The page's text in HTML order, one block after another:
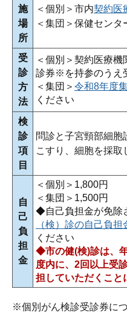
施
場
所
＜個別＞市内契約医
＜集団＞保健センタ
受
診
方
法
＜個別＞契約医療
診券※を持参のうえ
＜集団＞ 令和8年度
ください
検
診
項
目
問診と子宮頸部細胞
こすり、細胞を採取
自
己
負
担
金
＜個別＞1,800円
＜集団＞1,500円
◆自己負担金が免除
（検）診の自己負
ください
◆市の健(検)診は、
度内に、2回以上受
担していただくこと
※個別がん検診受診券に